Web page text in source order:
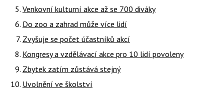
Venkovní kulturní akce až se 700 diváky
Do zoo a zahrad může více lidí
Zvyšuje se počet účastníků akcí
Kongresy a vzdělávací akce pro 10 lidí povoleny
Zbytek zatím zůstává stejný
Uvolnění ve školství